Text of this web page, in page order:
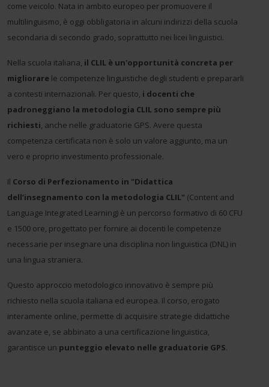
come veicolo. Nata in ambito europeo per promuovere il
multilinguismo, è oggi obbligatoria in alcuni indirizzi della scuola
secondaria di secondo grado, soprattutto nei licei linguistici.
Nella scuola italiana, il CLIL è un'opportunità concreta per
migliorare le competenze linguistiche degli studenti e prepararli
a contesti internazionali. Per questo, i docenti che
padroneggiano la metodologia CLIL sono sempre più
richiesti, anche nelle graduatorie GPS. Avere questa
competenza certificata non è solo un valore aggiunto, ma un
vero e proprio investimento professionale.
Il Corso di Perfezionamento in "Didattica
dell’insegnamento con la metodologia CLIL" (Content and
Language Integrated Learning) è un percorso formativo di 60 CFU
e 1500 ore, progettato per fornire ai docenti le competenze
necessarie per insegnare una disciplina non linguistica (DNL) in
una lingua straniera.
Questo approccio metodologico innovativo è sempre più
richiesto nella scuola italiana ed europea. Il corso, erogato
interamente online, permette di acquisire strategie didattiche
avanzate e, se abbinato a una certificazione linguistica,
garantisce un punteggio elevato nelle graduatorie GPS.